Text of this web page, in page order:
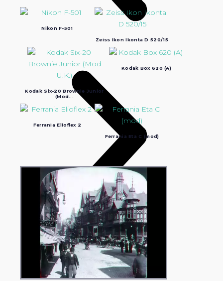
Nikon F-501
Zeiss Ikon Ikonta D 520/15
Kodak Six-20 Brownie Junior
(Mod...
Kodak Box 620 (A)
Ferrania Elioflex 2
Ferrania Eta C (mod)